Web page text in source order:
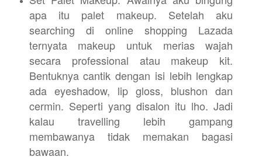
apa itu palet makeup. Setelah aku
searching di online shopping Lazada
ternyata makeup untuk merias wajah
secara professional atau makeup kit.
Bentuknya cantik dengan isi lebih lengkap
ada eyeshadow, lip gloss, blushon dan
cermin. Seperti yang disalon itu lho. Jadi
kalau travelling lebih gampang
membawanya tidak memakan bagasi
bawaan.